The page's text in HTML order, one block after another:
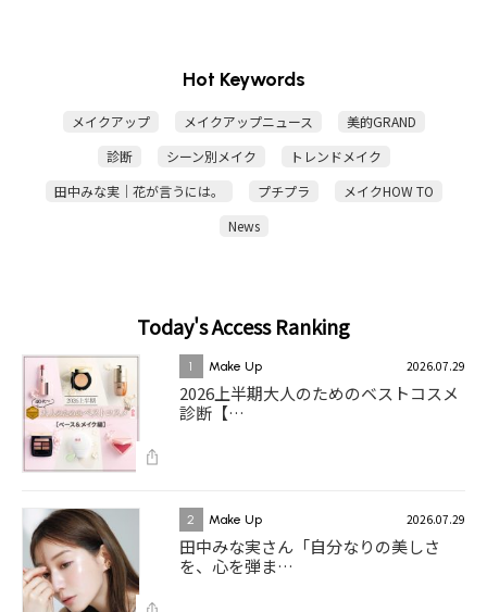
Hot Keywords
メイクアップ メイクアップニュース
美的GRAND
診断
シーン別メイク
トレンドメイク
田中みな実｜花が言うには。
プチプラ
メイクHOW TO
News
Today's Access Ranking
1 Make Up 2026.07.29
2026上半期大人のためのベストコスメ
診断【…
2 Make Up 2026.07.29
田中みな実さん「自分なりの美しさ
を、心を弾ま…